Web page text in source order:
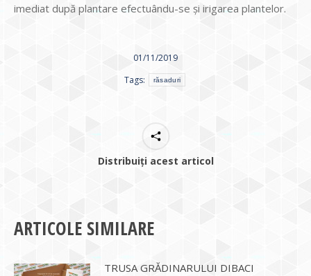
imediat după plantare efectuându-se și irigarea plantelor.
01/11/2019
Tags:
răsaduri
Distribuiți acest articol
ARTICOLE SIMILARE
TRUSA GRĂDINARULUI DIBACI